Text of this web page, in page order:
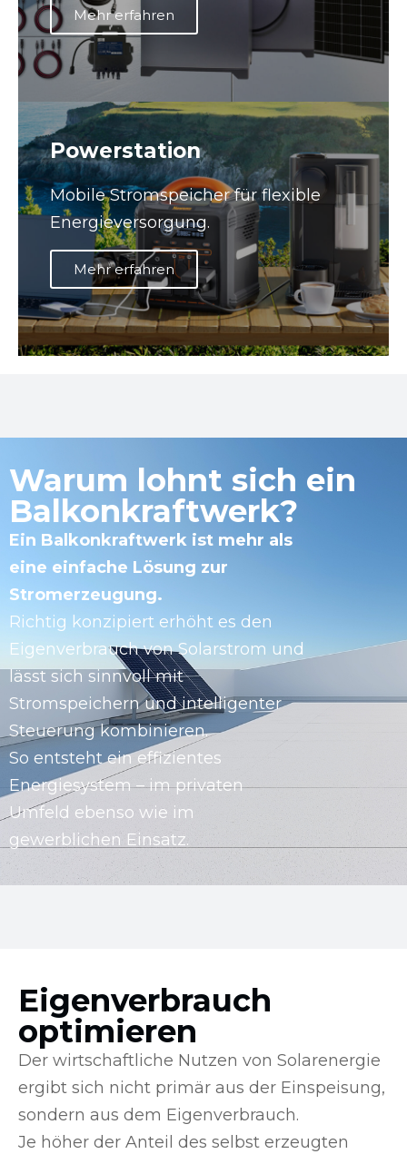
Mehr erfahren
Powerstation
Mobile Stromspeicher für flexible
Energieversorgung.
Mehr erfahren
Warum lohnt sich ein
Balkonkraftwerk?
Ein Balkonkraftwerk ist mehr als
eine einfache Lösung zur
Stromerzeugung.
Richtig konzipiert erhöht es den
Eigenverbrauch von Solarstrom und
lässt sich sinnvoll mit
Stromspeichern und intelligenter
Steuerung kombinieren.
So entsteht ein effizientes
Energiesystem – im privaten
Umfeld ebenso wie im
gewerblichen Einsatz.
Eigenverbrauch
optimieren
Der wirtschaftliche Nutzen von Solarenergie
ergibt sich nicht primär aus der Einspeisung,
sondern aus dem Eigenverbrauch.
Je höher der Anteil des selbst erzeugten